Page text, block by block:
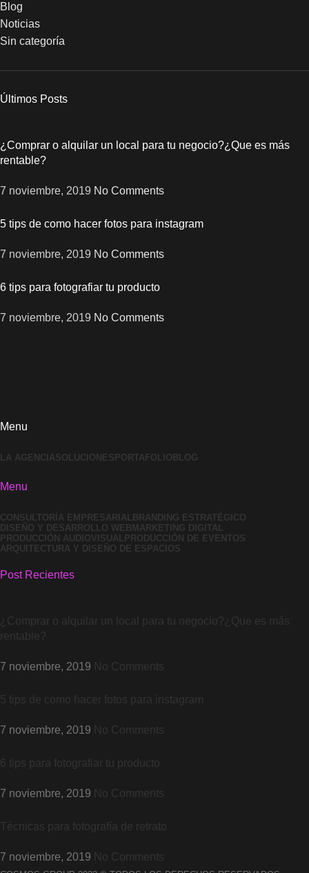
Blog
Noticias
Sin categoría
Últimos Posts
¿Comprar o alquilar un local para tu negocio?¿Que es más
rentable?
7 noviembre, 2019 No Comments
5 tips de como hacer fotos para instagram
7 noviembre, 2019 No Comments
6 tips para fotografiar tu producto
7 noviembre, 2019 No Comments
Menu
LA AGENCIASOLUCIONES PORTAFOLIO BLOG
Menu
CONSULTORÍA EMPRESARIAL BRANDING ESTRATÉGICO
DISEÑO Y DESARROLLO WEB MARKETING DIGITAL
PRODUCCIÓN AUDIOVISUAL PRODUCCIÓN DE EVENTOS
ARQUITECTURA Y DISEÑO DE ESPACIOS
Post Recientes
¿Comprar o alquilar un local para tu negocio?¿Que es más
rentable?
7 noviembre, 2019 No Comments
5 tips de como hacer fotos para instagram
7 noviembre, 2019 No Comments
6 tips para fotografiar tu producto
7 noviembre, 2019 No Comments
Técnicas para fotografía de retrato
7 noviembre, 2019 No Comments